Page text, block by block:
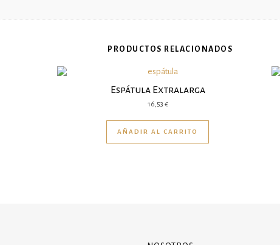
PRODUCTOS RELACIONADOS
Espátula Extralarga
16,53 €
AÑADIR AL CARRITO